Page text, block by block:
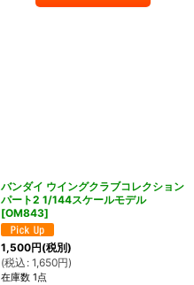
バンダイ ウイングクラブコレクション
パート2 1/144スケールモデル
[OM843]
1,500円(税別)
(税込 : 1,650円)
在庫数 1点